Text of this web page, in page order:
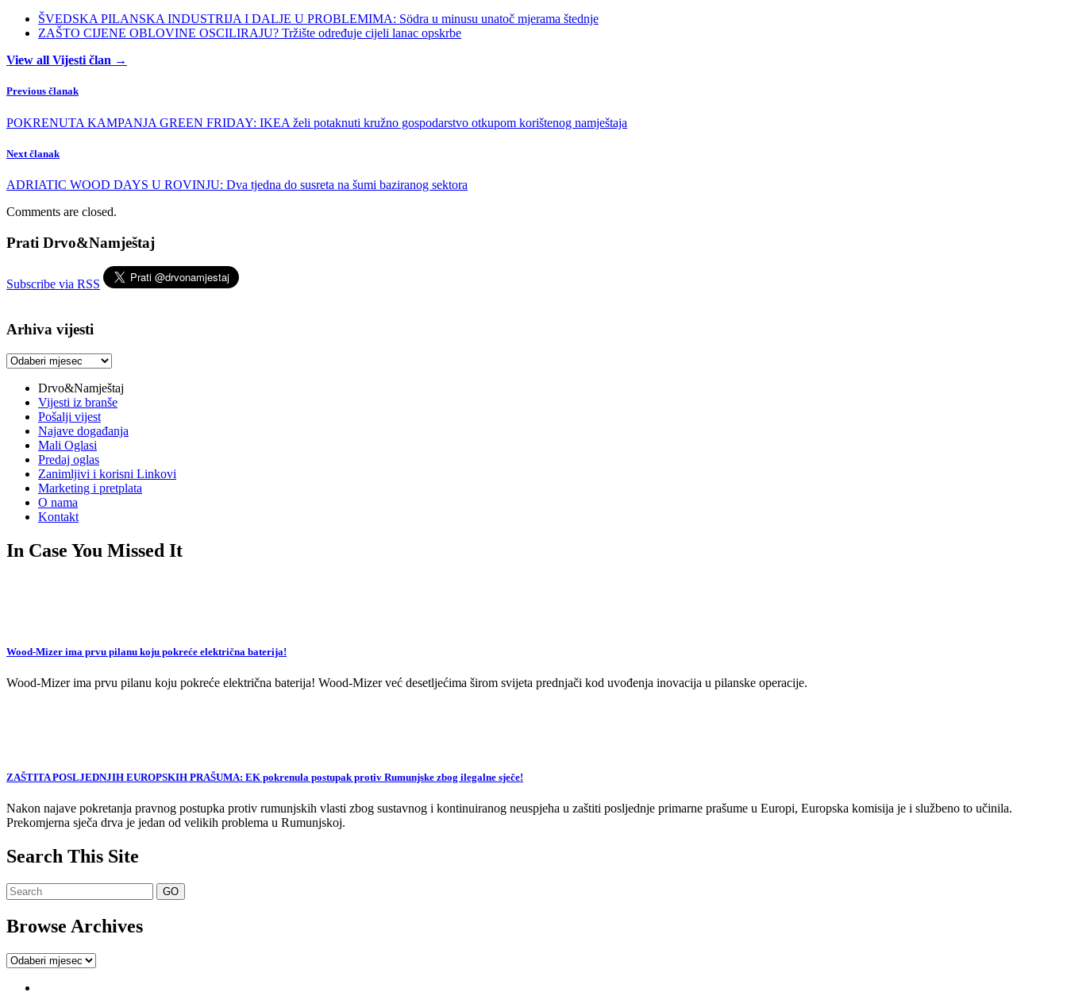
ŠVEDSKA PILANSKA INDUSTRIJA I DALJE U PROBLEMIMA: Södra u minusu unatoč mjerama štednje
ZAŠTO CIJENE OBLOVINE OSCILIRAJU? Tržište određuje cijeli lanac opskrbe
View all Vijesti član →
Previous članak
POKRENUTA KAMPANJA GREEN FRIDAY: IKEA želi potaknuti kružno gospodarstvo otkupom korištenog namještaja
Next članak
ADRIATIC WOOD DAYS U ROVINJU: Dva tjedna do susreta na šumi baziranog sektora
Comments are closed.
Prati Drvo&Namještaj
Subscribe via RSS
Arhiva vijesti
Arhiva
Drvo&Namještaj
Vijesti iz branše
Pošalji vijest
Najave događanja
Mali Oglasi
Predaj oglas
Zanimljivi i korisni Linkovi
Marketing i pretplata
O nama
Kontakt
In Case You Missed It
Wood-Mizer ima prvu pilanu koju pokreće električna baterija!
Wood-Mizer ima prvu pilanu koju pokreće električna baterija! Wood-Mizer već desetljećima širom svijeta prednjači kod uvođenja inovacija u pilanske operacije.
ZAŠTITA POSLJEDNJIH EUROPSKIH PRAŠUMA: EK pokrenula postupak protiv Rumunjske zbog ilegalne sječe!
Nakon najave pokretanja pravnog postupka protiv rumunjskih vlasti zbog sustavnog i kontinuiranog neuspjeha u zaštiti posljednje primarne prašume u Europi, Europska komisija je i službeno to učinila.
Prekomjerna sječa drva je jedan od velikih problema u Rumunjskoj.
Search This Site
Browse Archives
Browse